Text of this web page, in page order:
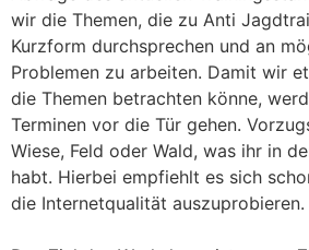
wir die Themen, die zu Anti
Kurzform durchsprechen und an
Problemen zu arbeiten. Damit wir
die Themen betrachten könne,
Terminen vor die Tür gehen.
Wiese, Feld oder Wald, was ihr in
habt. Hierbei empfiehlt es sich
die Internetqualität auszuprobieren.